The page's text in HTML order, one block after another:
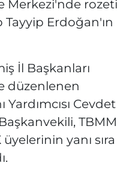
Merkezi'nde rozeti
Erdoğan'ın
İl Başkanları
düzenlenen
Cevdet
TBMM
yanı sıra